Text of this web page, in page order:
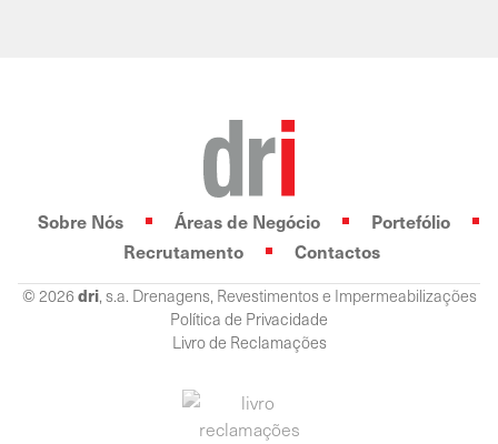
Sobre Nós Áreas de Negócio
Portefólio
Recrutamento
Contactos
© 2026 dri, s.a. Drenagens, Revestimentos e Impermeabilizações
Política de Privacidade
Livro de Reclamações